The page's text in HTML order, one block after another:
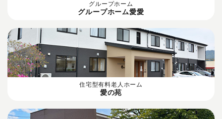
グループホーム
グループホーム愛愛
住宅型有料老人ホーム
愛の苑